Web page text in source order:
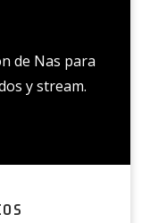
de Nas para
y stream.